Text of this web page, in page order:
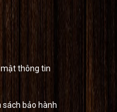
thông tin
sách bảo hành